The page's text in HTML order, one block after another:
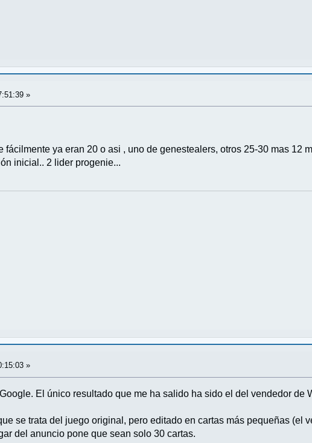
»
ya eran 20 o asi , uno de genestealers, otros 25-30 mas 12
inicial.. 2 lider progenie...
»
El único resultado que me ha salido ha sido el del vendedor de
se trata del juego original, pero editado en cartas más pequeñas (el
del anuncio pone que sean solo 30 cartas.